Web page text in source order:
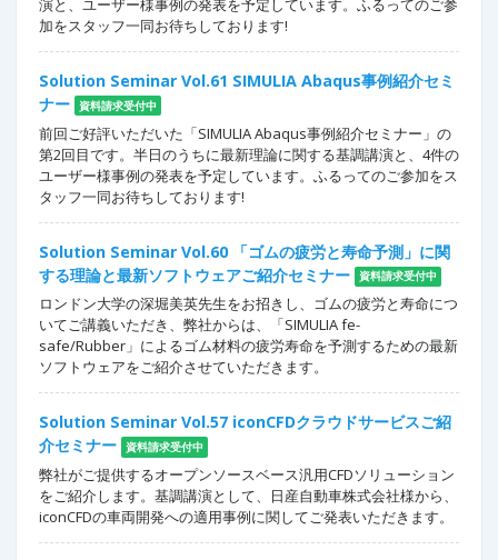
演と、ユーザー様事例の発表を予定しています。ふるってのご参
加をスタッフ一同お待ちしております!
Solution Seminar Vol.61 SIMULIA Abaqus事例紹介セミ
ナー 資料請求受付中
前回ご好評いただいた「SIMULIA Abaqus事例紹介セミナー」の
第2回目です。半日のうちに最新理論に関する基調講演と、4件の
ユーザー様事例の発表を予定しています。ふるってのご参加をス
タッフ一同お待ちしております!
Solution Seminar Vol.60 「ゴムの疲労と寿命予測」に関
する理論と最新ソフトウェアご紹介セミナー 資料請求受付中
ロンドン大学の深堀美英先生をお招きし、ゴムの疲労と寿命につ
いてご講義いただき、弊社からは、「SIMULIA fe-
safe/Rubber」によるゴム材料の疲労寿命を予測するための最新
ソフトウェアをご紹介させていただきます。
Solution Seminar Vol.57 iconCFDクラウドサービスご紹
介セミナー 資料請求受付中
弊社がご提供するオープンソースベース汎用CFDソリューション
をご紹介します。基調講演として、日産自動車株式会社様から、
iconCFDの車両開発への適用事例に関してご発表いただきます。